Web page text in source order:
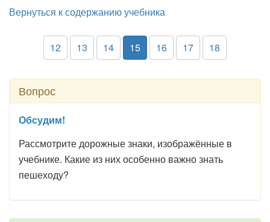
Вернуться к содержанию учебника
12 13 14 15 16 17 18
Вопрос
Обсудим!
Рассмотрите дорожные знаки, изображённые в
учебнике. Какие из них особенно важно знать
пешеходу?